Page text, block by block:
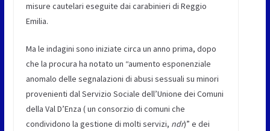
misure cautelari eseguite dai carabinieri di Reggio
Emilia.
Ma le indagini sono iniziate circa un anno prima, dopo
che la procura ha notato un “aumento esponenziale
anomalo delle segnalazioni di abusi sessuali su minori
provenienti dal Servizio Sociale dell’Unione dei Comuni
della Val D’Enza ( un consorzio di comuni che
condividono la gestione di molti servizi, ndr)” e dei